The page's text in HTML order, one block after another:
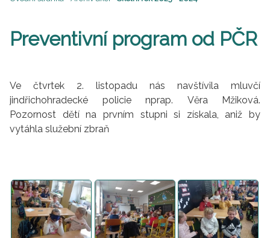
Preventivní program od PČR
Ve čtvrtek 2. listopadu nás navštívila mluvčí
jindřichohradecké policie nprap. Věra Mžiková.
Pozornost dětí na prvním stupni si získala, aniž by
vytáhla služební zbraň